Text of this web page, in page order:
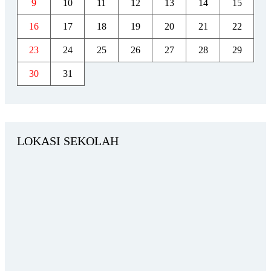
9 10 11 12 13 14 15
16 17 18 19 20 21 22
23 24 25 26 27 28 29
30 31
LOKASI SEKOLAH